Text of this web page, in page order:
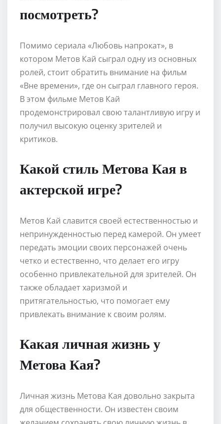
посмотреть?
Помимо сериала «Любовь напрокат», в
котором Метов Кай сыграл одну из основных
ролей, стоит обратить внимание на фильм
«Вне времени», где он сыграл главного героя.
В этом фильме Метов Кай
продемонстрировал свою талантливую игру и
получил высокую оценку зрителей и
критиков.
Какой стиль Метова Кая в
актерской игре?
Метов Кай славится своей естественностью и
непринужденностью перед камерой. Он умеет
передать эмоции своих персонажей очень
четко и естественно, что делает его игру
особенно привлекательной для зрителей. Он
также обладает харизмой и
притягательностью, что помогает ему
привлекать внимание к своим ролям.
Какая личная жизнь у
Метова Кая?
Личная жизнь Метова Кая довольно закрыта
для общественности. Он известен своим